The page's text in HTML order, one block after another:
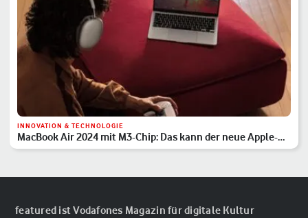
INNOVATION & TECHNOLOGIE
MacBook Air 2024 mit M3-Chip: Das kann der neue Apple-
Laptop
featured ist Vodafones Magazin für digitale Kultur